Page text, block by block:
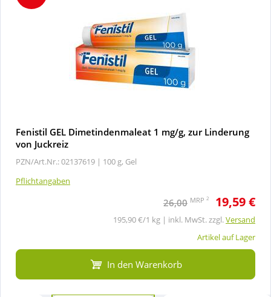
Fenistil GEL Dimetindenmaleat 1 mg/g, zur Linderung
von Juckreiz
PZN/Art.Nr.: 02137619 | 100 g, Gel
Pflichtangaben
26,00 MRP 2 19,59 €
195,90 €/1 kg | inkl. MwSt. zzgl.Versand
Artikel auf Lager
In den Warenkorb